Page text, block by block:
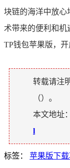
块链的海洋中放心
术带来的便利和机
TP钱包苹果版，
转载请注
（）。
本文地址：
l
标签： 苹果版下